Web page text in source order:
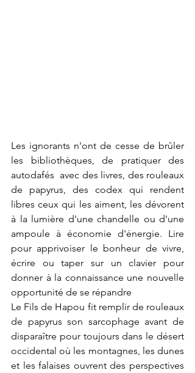
Les ignorants n'ont de cesse de brûler
les bibliothèques, de pratiquer des
autodafés  avec des livres, des rouleaux
de papyrus, des codex qui rendent
libres ceux qui les aiment, les dévorent
à la lumière d'une chandelle ou d'une
ampoule à économie d'énergie. Lire
pour apprivoiser le bonheur de vivre,
écrire ou taper sur un clavier pour
donner à la connaissance une nouvelle
opportunité de se répandre
Le Fils de Hapou fit remplir de rouleaux
de papyrus son sarcophage avant de
disparaître pour toujours dans le désert
occidental où les montagnes, les dunes
et les falaises ouvrent des perspectives